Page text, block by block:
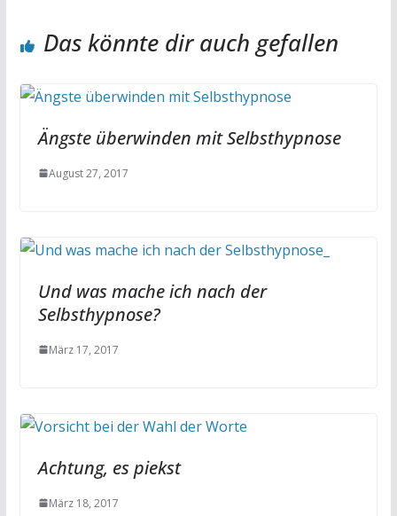
Das könnte dir auch gefallen
Ängste überwinden mit Selbsthypnose
August 27, 2017
Und was mache ich nach der
Selbsthypnose?
März 17, 2017
Achtung, es piekst
März 18, 2017